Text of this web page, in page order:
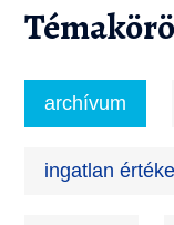
archívum
ingatlan